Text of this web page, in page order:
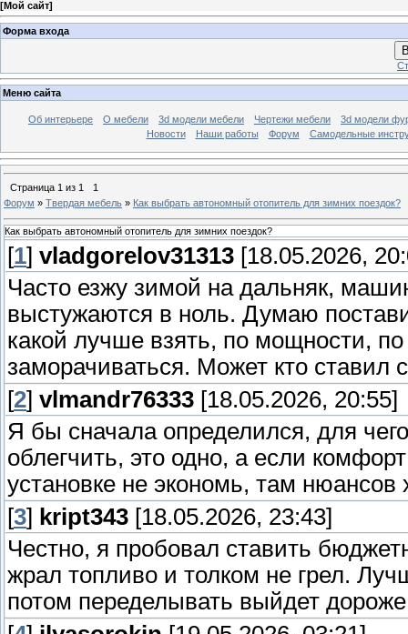
[Мой сайт]
Форма входа
Меню сайта
Об интерьере О мебели 3d модели мебели Чертежи мебели
3d модели
Новости
Наши работы Форум Самодельные
Страница 1 из 1
1
Форум » Твердая мебель » Как выбрать автономный отопитель для зимних поездок?
Как выбрать автономный отопитель для зимних поездок?
[1] vladgorelov31313 [18.05.2026,
Часто езжу зимой на дальняк,
выстужаются в ноль. Думаю
какой лучше взять, по мощности,
заморачиваться. Может кто ставил
[2] vlmandr76333 [18.05.2026, 20:55]
Я бы сначала определился, для
облегчить, это одно, а если
установке не экономь, там нюансов
[3] kript343 [18.05.2026, 23:43]
Честно, я пробовал ставить
жрал топливо и толком не грел.
потом переделывать выйдет